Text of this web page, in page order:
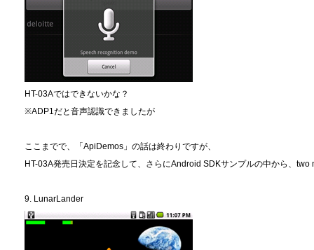
HT-03Aではできないかな？
※ADP1だと音声認識できましたが
ここまでで、「ApiDemos」の話は終わりですが、
HT-03A発売日決定を記念して、さらにAndroid SDKサンプルの中から、two
9. LunarLander